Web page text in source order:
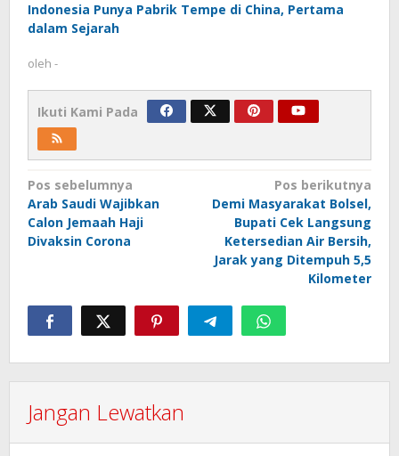
Indonesia Punya Pabrik Tempe di China, Pertama
dalam Sejarah
oleh -
Ikuti Kami Pada
Navigasi
pos
Pos sebelumnya
Arab Saudi Wajibkan
Calon Jemaah Haji
Divaksin Corona
Pos berikutnya
Demi Masyarakat Bolsel,
Bupati Cek Langsung
Ketersedian Air Bersih,
Jarak yang Ditempuh 5,5
Kilometer
Jangan Lewatkan